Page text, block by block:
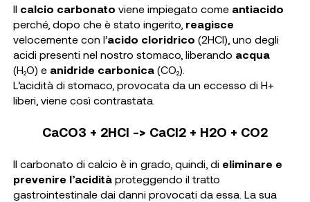
Il calcio carbonato viene impiegato comeantiacido
perché, dopo che è stato ingerito, reagisce
velocemente con l’acido cloridrico (2HCl), uno degli
acidi presenti nel nostro stomaco, liberando acqua
(H₂O) e anidride carbonica(CO₂).
L’acidità di stomaco, provocata da un eccesso di H+
liberi, viene così contrastata.
CaCO3 + 2HCl -> CaCl2 + H2O + CO2
Il carbonato di calcio è in grado, quindi, di eliminare e
prevenire l’aciditàproteggendo il tratto
gastrointestinale dai danni provocati da essa. La sua